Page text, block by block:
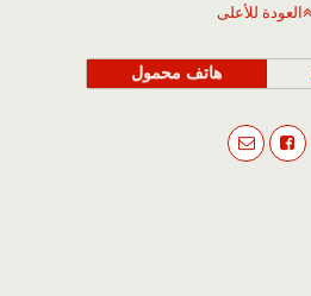
العودة للأعلى
هاتف محمول